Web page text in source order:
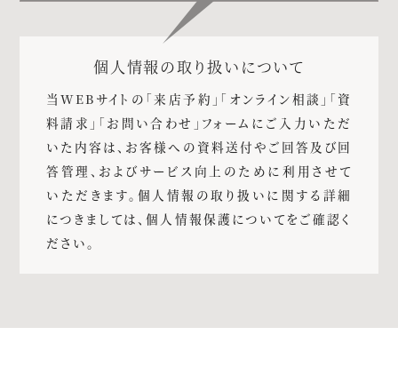
個人情報の取り扱いについて
当WEBサイトの「来店予約」「オンライン相談」「資
料請求」「お問い合わせ」フォームにご入力いただ
いた内容は、お客様への資料送付やご回答及び回
答管理、およびサービス向上のために利用させて
いただきます。個人情報の取り扱いに関する詳細
につきましては、個人情報保護についてをご確認く
ださい。